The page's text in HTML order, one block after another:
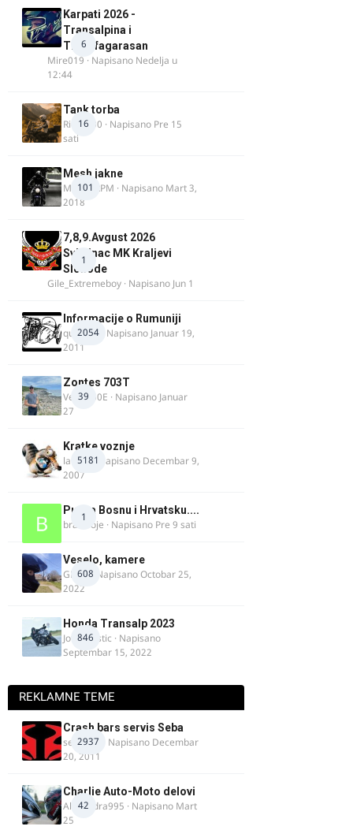
6
Karpati 2026 -
Transalpina i
Transfagarasan
Mire019 · Napisano Nedelja u
12:44
16
Tank torba
Rider000 · Napisano Pre 15
sati
101
Mesh jakne
MostarRPM · Napisano Mart 3,
2018
1
7,8,9.Avgust 2026
Svilajnac MK Kraljevi
Slobode
Gile_Extremeboy · Napisano Jun 1
2054
Informacije o Rumuniji
quasaar · Napisano Januar 19,
2011
39
Zontes 703T
Verdi350E · Napisano Januar
27
5181
Kratke voznje
lalajko· Napisano Decembar 9,
2007
1
Put za Bosnu i Hrvatsku....
bradivoje · Napisano Pre 9 sati
608
Veselo, kamere
GR 46· NapisanoOctobar 25,
2022
846
Honda Transalp 2023
Jovan Ristic · Napisano
Septembar 15, 2022
REKLAMNE TEME
2937
Crash bars servis Seba
seba011 · Napisano Decembar
20, 2011
42
Charlie Auto-Moto delovi
Alexandra995 · Napisano Mart
25